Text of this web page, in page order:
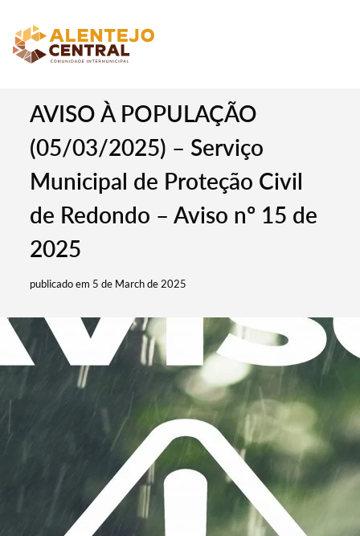
AVISO À POPULAÇÃO
(05/03/2025) – Serviço
Municipal de Proteção Civil
de Redondo – Aviso nº 15 de
2025
publicado em 5 de March de 2025